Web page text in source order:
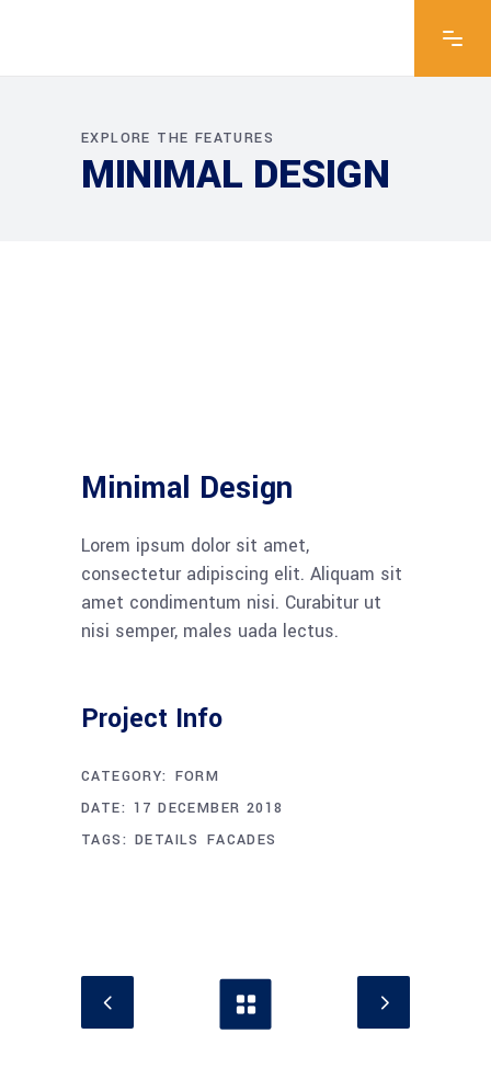
EXPLORE THE FEATURES
MINIMAL DESIGN
Minimal Design
Lorem ipsum dolor sit amet,
consectetur adipiscing elit. Aliquam sit
amet condimentum nisi. Curabitur ut
nisi semper, males uada lectus.
Project Info
CATEGORY: FORM
DATE: 17 DECEMBER 2018
TAGS: DETAILS FACADES